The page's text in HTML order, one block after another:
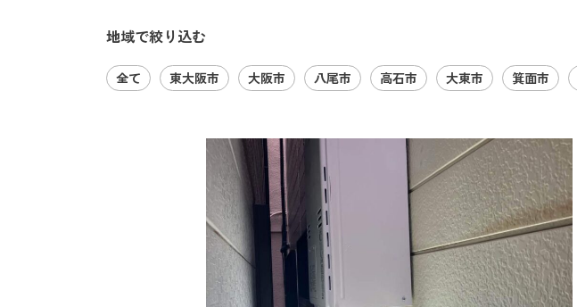
地域で絞り込む
全て 東大阪市 大阪市 八尾市 高石市 大東市 箕面市